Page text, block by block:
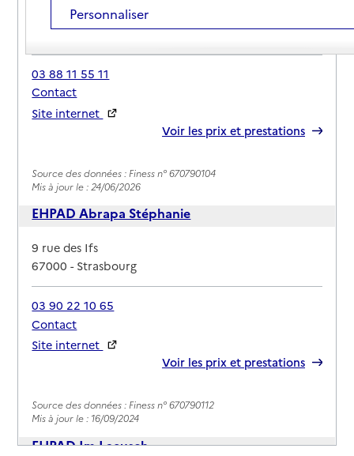
Adresse
60 rue Mélanie
67000-Strasbourg
03 88 11 55 11
Contact
Site internet
Voir les prix et prestations
Source des données : Finess n° 670790104
Mis à jour le : 24/06/2026
EHPAD Abrapa Stéphanie
Adresse
9 rue des Ifs
67000-Strasbourg
03 90 22 10 65
Contact
Site internet
Voir les prix et prestations
Source des données : Finess n° 670790112
Mis à jour le : 16/09/2024
EHPAD Im Laeusch
Personnaliser